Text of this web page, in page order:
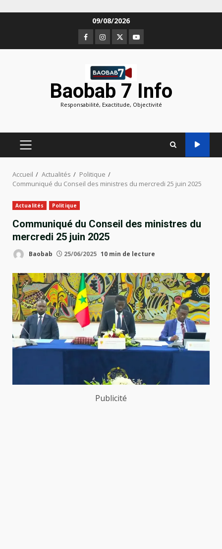
09/08/2026
Facebook
Instagram
TwitterYoutube
Baobab 7 Info
Responsabilité, Exactitude, Objectivité
MENU
PRINCIPAL
Accueil Actualités
Politique
Communiqué du Conseil des ministres du mercredi 25 juin 2025
Actualités Politique
Communiqué du Conseil des ministres du
mercredi 25 juin 2025
Baobab 25/06/2025 10 min de lecture
Publicité